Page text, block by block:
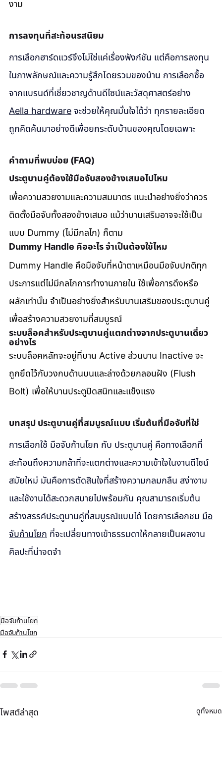
งาม
การลงทุนที่สะท้อนรสนิยม
การเลือกฮาร์ดแวร์จึงไม่ใช่แค่เรื่องฟังก์ชัน แต่คือการลงทุน
ในภาพลักษณ์และความรู้สึกโดยรวมของบ้าน การเลือกซื้อ
จากแบรนด์ที่เชี่ยวชาญด้านดีไซน์และวัสดุศาสตร์อย่าง
Aella hardware จะช่วยให้คุณมั่นใจได้ว่า ทุกรายละเอียด
ถูกคิดค้นมาอย่างดีเพื่อยกระดับบ้านของคุณโดยเฉพาะ
คำถามที่พบบ่อย (FAQ)
ประตูบานคู่ต้องใช้มือจับสองข้างเสมอไปไหม
เพื่อความสวยงามและความสมมาตร แนะนำอย่างยิ่งว่าควร
ติดตั้งมือจับทั้งสองข้างเสมอ แม้ว่าบานเสริมอาจจะใช้เป็น
แบบ Dummy (ไม่มีกลไก) ก็ตาม
Dummy Handle คืออะไร จำเป็นต้องใช้ไหม
Dummy Handle คือมือจับที่หน้าตาเหมือนมือจับปกติทุก
ประการแต่ไม่มีกลไกการทำงานภายใน ใช้เพื่อการดึงหรือ
ผลักเท่านั้น จำเป็นอย่างยิ่งสำหรับบานเสริมของประตูบานคู่
เพื่อสร้างความสวยงามที่สมบูรณ์
ระบบล็อคสำหรับประตูบานคู่แตกต่างจากประตูบานเดี่ยว
อย่างไร
ระบบล็อคหลักจะอยู่ที่บาน Active ส่วนบาน Inactive จะ
ถูกยึดไว้กับวงกบด้านบนและล่างด้วยกลอนฝัง (Flush
Bolt) เพื่อให้บานประตูปิดสนิทและแข็งแรง
บทสรุป ประตูบานคู่ที่สมบูรณ์แบบ เริ่มต้นที่มือจับที่ใช่
การเลือกใช้ มือจับก้านโยก กับ ประตูบานคู่ คือทางเลือกที่
สะท้อนถึงความกล้าที่จะแตกต่างและความเข้าใจในงานดีไซน์
สมัยใหม่ มันคือการตัดสินใจที่สร้างความกลมกลืน สง่างาม
และใช้งานได้สะดวกสบายไปพร้อมกัน คุณสามารถเริ่มต้น
สร้างสรรค์ประตูบานคู่ที่สมบูรณ์แบบได้ โดยการเลือกชม มือ
จับก้านโยก ที่จะเปลี่ยนทางเข้าธรรมดาให้กลายเป็นผลงาน
ศิลปะที่น่าจดจำ
มือจับก้านโยก
มือจับก้านโยก
โพสต์ล่าสุด ดูทั้งหมด